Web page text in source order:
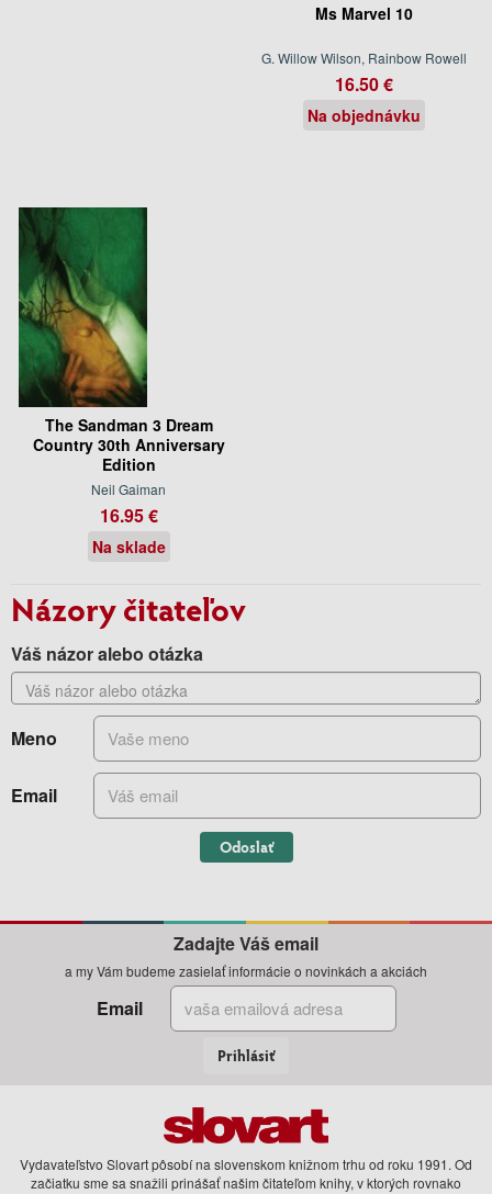
Ms Marvel 10
G. Willow Wilson, Rainbow Rowell
16.50 €
Na objednávku
The Sandman 3 Dream
Country 30th Anniversary
Edition
Neil Gaiman
16.95 €
Na sklade
Názory čitateľov
Váš názor alebo otázka
Meno
Email
Odoslať
Zadajte Váš email
a my Vám budeme zasielať informácie o novinkách a akciách
Email
Prihlásiť
Vydavateľstvo Slovart pôsobí na slovenskom knižnom trhu od roku 1991. Od
začiatku sme sa snažili prinášať našim čitateľom knihy, v ktorých rovnako